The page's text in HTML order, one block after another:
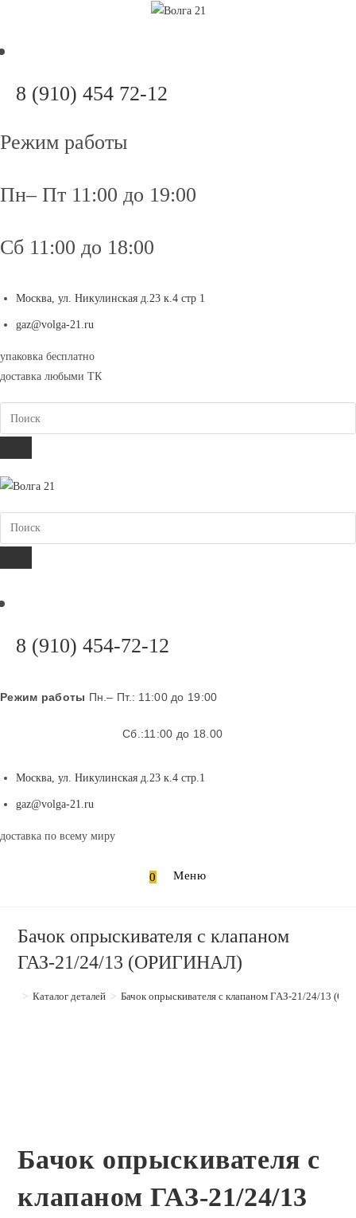
содержимому
8 (910) 454 72-12
Режим работы
Пн– Пт 11:00 до 19:00
Сб 11:00 до 18:00
Москва, ул. Никулинская д.23 к.4 стр 1
gaz@volga-21.ru
вашем
приложении
упаковка бесплатно
доставка любыми ТК
Поиск
Поиск
8 (910) 454-72-12
приложении
Режим работы Пн.– Пт.: 11:00 до 19:00
Сб.:11:00 до 18.00
Москва, ул. Никулинская д.23 к.4 стр.1
gaz@volga-21.ru
вашем
доставка по всему миру
0 Меню
Бачок опрыскивателя с клапаном
ГАЗ-21/24/13 (ОРИГИНАЛ)
> Каталог деталей > Бачок опрыскивателя с клапаном ГАЗ-21/24/13
Бачок опрыскивателя с
клапаном ГАЗ-21/24/13